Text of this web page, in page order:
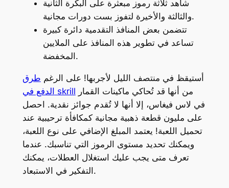
شاهد ثلاثة رموز مبعثرة على البكرة الثانية
والثالثة والأخيرة لتفوز بست دورات مجانية.
تتضمن بعض المنافذ التقدمية دائرة كبيرة
تساعد في تطوير هذه المنافذ على الملايين
المخفضة.
أستيقظ في منتصف الليل لأجربها! على الرغم طرق
الدفع في skrill
في لاس فيغاس، إلا أنها لا تُقدم جوائز نقدية. احصل
على مليون قطعة ذهبية مجانية كمكافأة ترحيبية عند
تحميل اللعبة! يعتمد المبلغ الإضافي على نوع اللعبة،
ويمكنك تحديد مستوى الرموز التي تناسبك. عندما
تعرف متى يجب عليك استغلال العطلات، يمكنك
التفكير في الاستبعاد.